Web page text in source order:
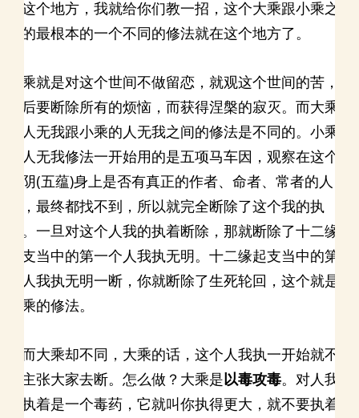
在这个地方，我就给你们教一招，这个大乘跟小乘之
间的最根本的一个不同的修法就在这个地方了。
小乘就是对这个世间不做留恋，就观这个世间的苦，
然后要断除所有的烦恼，而获得涅槃的寂灭。而大乘
的人无我跟小乘的人无我之间的修法是不同的。小乘
的人无我修法一开始用的是五项马车因，观察在这个
五阴(五蕴)身上是否有真正的作者、命者、常者的人
我，最终都找不到，所以就完全断除了这个我的执
着。一旦对这个人我的执着断除，那就断除了十二缘
起支当中的第一个人我执无明。十二缘起支当中的第
一人我执无明一断，你就断除了生死轮回，这个就是
小乘的修法。
然而大乘却不同，大乘的话，这个人我执一开始就不
会主张大家去断。怎么做？大乘是以毒攻毒。对人我
的执着是一个毒药，它就叫你执得更大，就不要执着